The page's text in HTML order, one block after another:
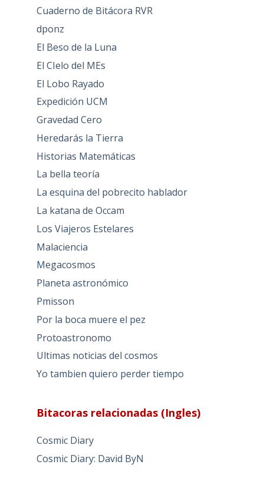
Cuaderno de Bitácora RVR
dponz
El Beso de la Luna
El CIelo del MEs
El Lobo Rayado
Expedición UCM
Gravedad Cero
Heredarás la Tierra
Historias Matemáticas
La bella teoría
La esquina del pobrecito hablador
La katana de Occam
Los Viajeros Estelares
Malaciencia
Megacosmos
Planeta astronómico
Pmisson
Por la boca muere el pez
Protoastronomo
Ultimas noticias del cosmos
Yo tambien quiero perder tiempo
Bitacoras relacionadas (Ingles)
Cosmic Diary
Cosmic Diary: David ByN